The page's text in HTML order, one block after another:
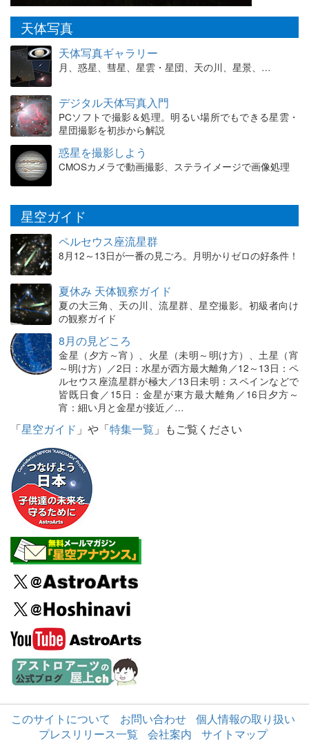
天体写真
天体写真ギャラリー
月、惑星、彗星、星雲・星団、天の川、星景、…
デジタル天体写真入門
PCソフトで撮影＆処理。明るい場所でもできる星雲・
星団撮影を初歩から解説
惑星を撮影しよう
CMOSカメラで動画撮影、ステライメージで画像処理
星空ガイド
ペルセウス座流星群
8月12～13日が一番の見ごろ。月明かりゼロの好条件！
夏休み 天体観察ガイド
夏の大三角、天の川、流星群、星空撮影。初級者向け
の観察ガイド
8月の見どころ
金星（夕方～宵）、火星（未明～明け方）、土星（宵
～明け方）／2日：水星が西方最大離角／12～13日：ペ
ルセウス座流星群が極大／13日未明：スペインなどで
皆既日食／15日：金星が東方最大離角／16日夕方～
宵：細い月と金星が接近／…
「星空ガイド 」や「特集一覧 」もご覧ください
このサイトについて お問い合わせ
個人情報の取り扱い
プレスリリース一覧
会社案内 サイトマップ